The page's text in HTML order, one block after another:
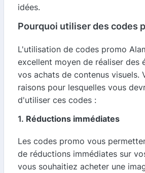
idées.
Pourquoi utiliser des codes
L'utilisation de codes promo
excellent moyen de réaliser des
vos achats de contenus visuels.
raisons pour lesquelles vous
d'utiliser ces codes :
1. Réductions immédiates
Les codes promo vous
de réductions immédiates sur
vous souhaitiez acheter une